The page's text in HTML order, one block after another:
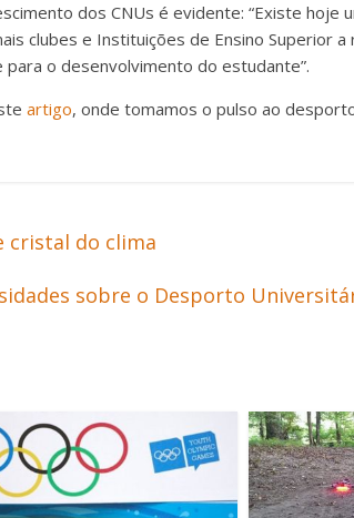
dos CNUs é evidente: “Existe hoje
clubes e Instituições de Ensino Superior a
o desenvolvimento do estudante”.
artigo, onde tomamos o pulso ao
cristal do clima
sobre o Desporto